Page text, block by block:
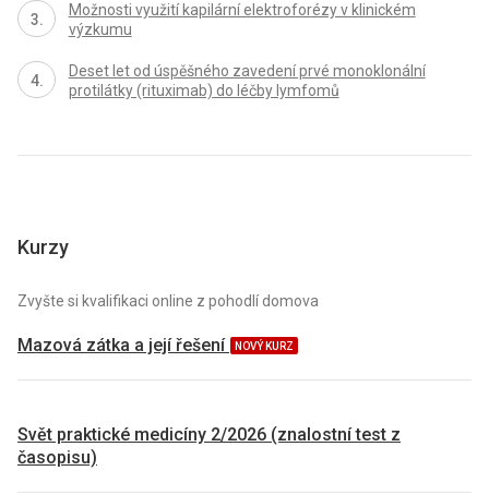
Možnosti využití kapilární elektroforézy v klinickém
výzkumu
Deset let od úspěšného zavedení prvé monoklonální
protilátky (rituximab) do léčby lymfomů
Kurzy
Zvyšte si kvalifikaci online z pohodlí domova
Mazová zátka a její řešení NOVÝ KURZ
Svět praktické medicíny 2/2026 (znalostní test z
časopisu)